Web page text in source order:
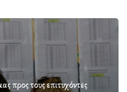
προς τους επιτυχόντες